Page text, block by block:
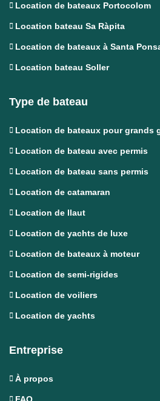
Location de bateaux Portocolom
Location bateau Sa Ràpita
Location de bateaux à Santa
Location bateau Soller
Type de bateau
Location de bateaux pour grands
Location de bateau avec permis
Location de bateau sans permis
Location de catamaran
Location de llaut
Location de yachts de luxe
Location de bateaux à moteur
Location de semi-rigides
Location de voiliers
Location de yachts
Entreprise
À propos